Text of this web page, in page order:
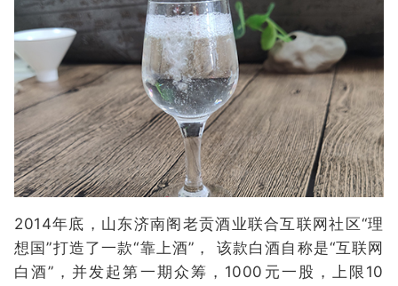
2014年底，山东济南阁老贡酒业联合互联网社区“理
想国”打造了一款“靠上酒”， 该款白酒自称是“互联网
白酒”，并发起第一期众筹，1000元一股，上限10